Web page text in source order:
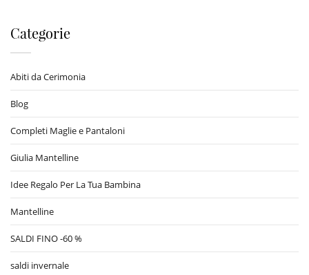
Categorie
Abiti da Cerimonia
Blog
Completi Maglie e Pantaloni
Giulia Mantelline
Idee Regalo Per La Tua Bambina
Mantelline
SALDI FINO -60 %
saldi invernale